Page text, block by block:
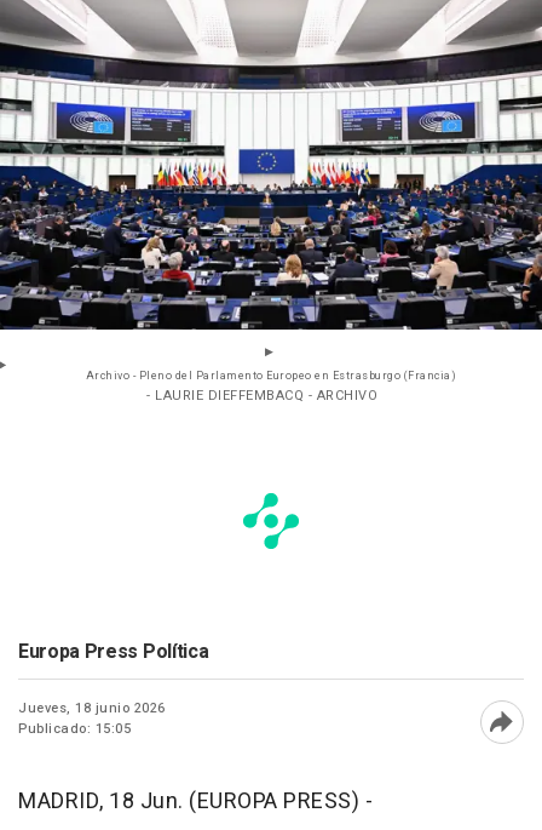
Archivo - Pleno del Parlamento Europeo en Estrasburgo (Francia)
- LAURIE DIEFFEMBACQ - ARCHIVO
Europa Press Política
Jueves, 18 junio 2026
Publicado: 15:05
MADRID, 18 Jun. (EUROPA PRESS) -